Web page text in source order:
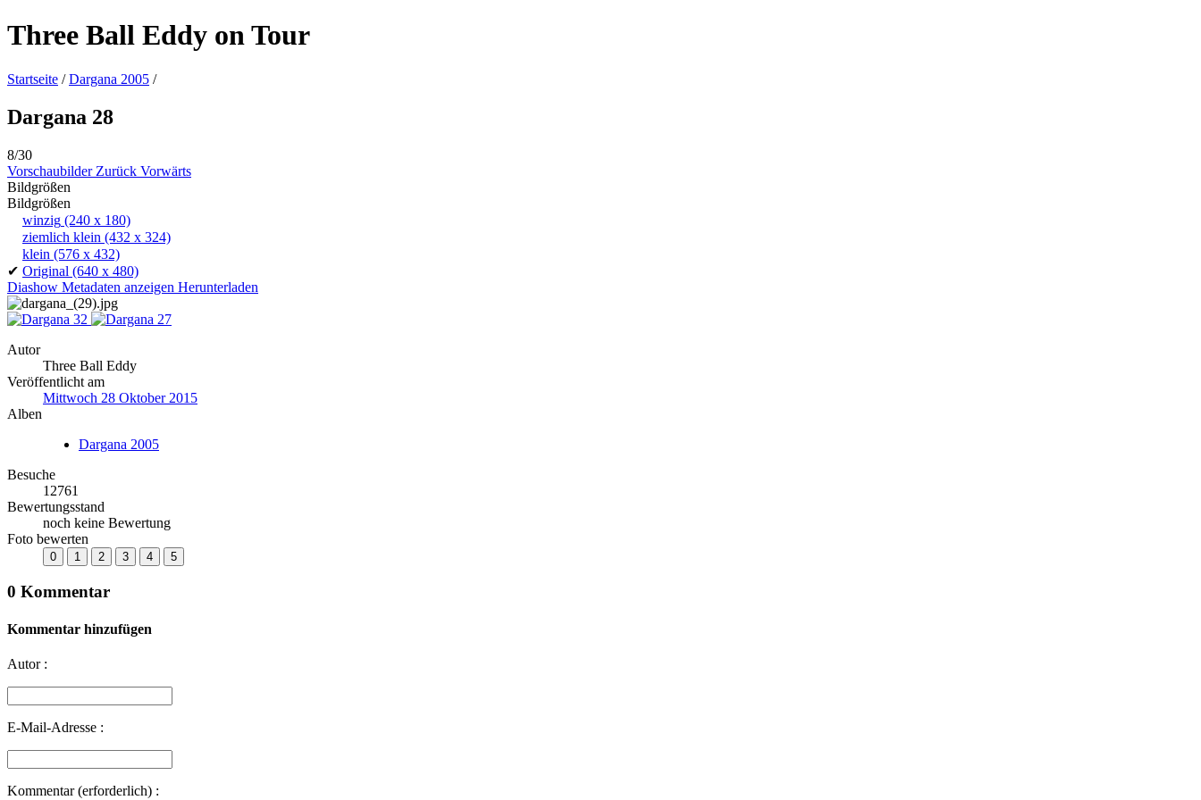
Three Ball Eddy on Tour
Startseite /Dargana 2005 /
Dargana 28
8/30
Vorschaubilder Zurück Vorwärts
Bildgrößen
Bildgrößen
winzig (240 x 180)
ziemlich klein (432 x 324)
klein (576 x 432)
✔ Original (640 x 480)
Diashow Metadaten anzeigen Herunterladen
Autor
Three Ball Eddy
Veröffentlicht am
Mittwoch 28 Oktober 2015
Alben
Dargana 2005
Besuche
12761
Bewertungsstand
noch keine Bewertung
Foto bewerten
0 Kommentar
Kommentar hinzufügen
Autor :
E-Mail-Adresse :
Kommentar (erforderlich) :